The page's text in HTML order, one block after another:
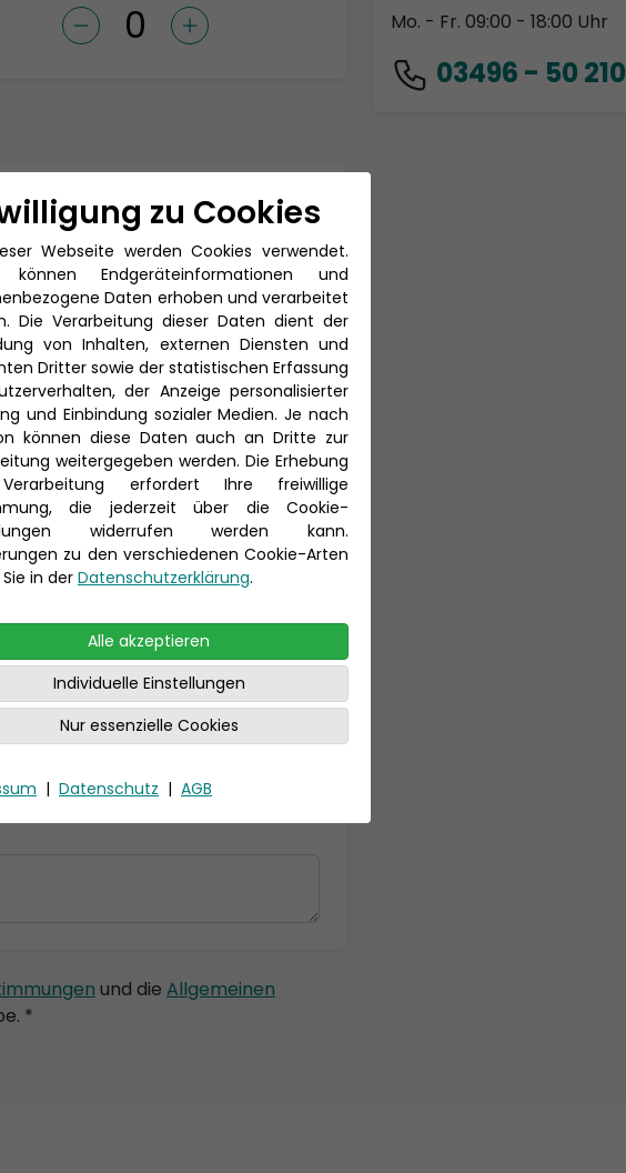
Mo. - Fr. 09:00 - 18:00 Uhr
03496 - 50 210
*
und die Allgemeinen
*
zu Cookies
Webseite werden Cookies verwendet.
können Endgeräteinformationen und
Daten erhoben und verarbeitet
Die Verarbeitung dieser Daten dient der
von Inhalten, externen Diensten und
Dritter sowie der statistischen Erfassung
der Anzeige personalisierter
und Einbindung sozialer Medien. Je nach
können diese Daten auch an Dritte zur
weitergegeben werden. Die Erhebung
erfordert Ihre freiwillige
die jederzeit über die Cookie-
widerrufen werden kann.
zu den verschiedenen Cookie-Arten
in der Datenschutzerklärung.
Alle akzeptieren
Individuelle Einstellungen
Nur essenzielle Cookies
| Datenschutz | AGB